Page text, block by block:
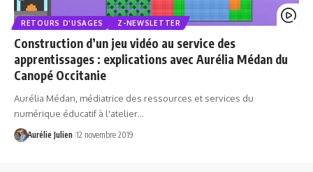
RETOURS D'USAGES Z-NEWSLETTER
Construction d’un jeu vidéo au service des
apprentissages : explications avec Aurélia Médan du
Canopé Occitanie
Aurélia Médan, médiatrice des ressources et services du
numérique éducatif à l'atelier…
Aurélie Julien 12 novembre 2019